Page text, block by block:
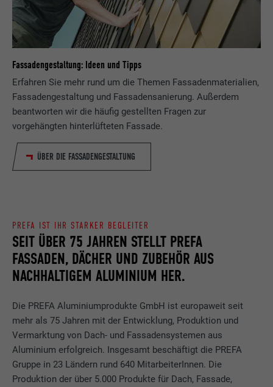
Fassadengestaltung: Ideen und Tipps
Erfahren Sie mehr rund um die Themen Fassadenmaterialien,
Fassadengestaltung und Fassadensanierung. Außerdem
beantworten wir die häufig gestellten Fragen zur
vorgehängten hinterlüfteten Fassade.
ÜBER DIE FASSADENGESTALTUNG
SEIT ÜBER 75 JAHREN STELLT PREFA
FASSADEN, DÄCHER UND ZUBEHÖR AUS
NACHHALTIGEM ALUMINIUM HER.
PREFA IST IHR STARKER BEGLEITER
Die PREFA Aluminiumprodukte GmbH ist europaweit seit
mehr als 75 Jahren mit der Entwicklung, Produktion und
Vermarktung von Dach- und Fassadensystemen aus
Aluminium erfolgreich. Insgesamt beschäftigt die PREFA
Gruppe in 23 Ländern rund 640 MitarbeiterInnen. Die
Produktion der über 5.000 Produkte für Dach, Fassade,